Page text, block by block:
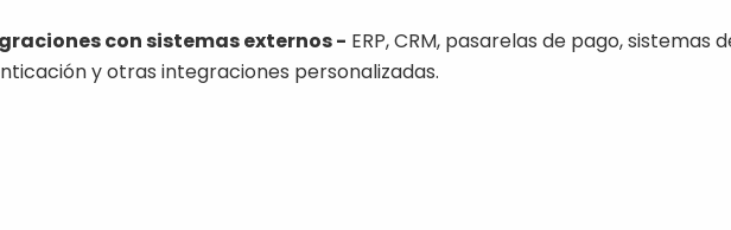
con sistemas externos - ERP, CRM, pasarelas de pago, sistemas
y otras integraciones personalizadas.